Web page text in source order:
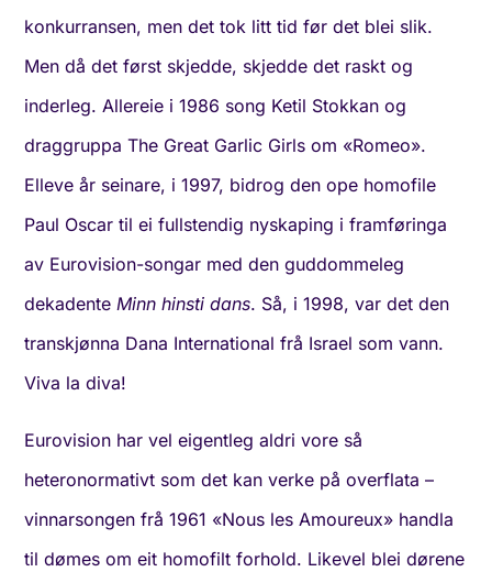
konkurransen, men det tok litt tid før det blei slik.
Men då det først skjedde, skjedde det raskt og
inderleg. Allereie i 1986 song Ketil Stokkan og
draggruppa The Great Garlic Girls om «Romeo».
Elleve år seinare, i 1997, bidrog den ope homofile
Paul Oscar til ei fullstendig nyskaping i framføringa
av Eurovision-songar med den guddommeleg
dekadente Minn hinsti dans. Så, i 1998, var det den
transkjønna Dana International frå Israel som vann.
Viva la diva!
Eurovision har vel eigentleg aldri vore så
heteronormativt som det kan verke på overflata –
vinnarsongen frå 1961 «Nous les Amoureux» handla
til dømes om eit homofilt forhold. Likevel blei dørene